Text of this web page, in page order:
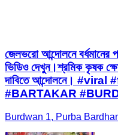
জেলভরো আন্দোলনে বর্ধমানের
ভিডিও দেখুন।শ্রমিক কৃষক
দাবিতে আন্দোলনে।
#BARTAKAR
Burdwan 1, Purba